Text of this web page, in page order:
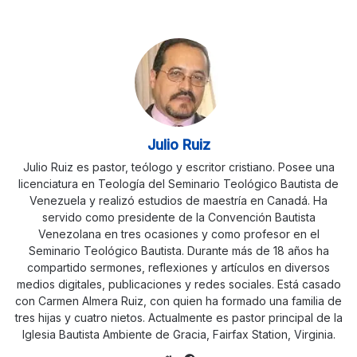
Julio Ruiz
Julio Ruiz es pastor, teólogo y escritor cristiano. Posee una
licenciatura en Teología del Seminario Teológico Bautista de
Venezuela y realizó estudios de maestría en Canadá. Ha
servido como presidente de la Convención Bautista
Venezolana en tres ocasiones y como profesor en el
Seminario Teológico Bautista. Durante más de 18 años ha
compartido sermones, reflexiones y artículos en diversos
medios digitales, publicaciones y redes sociales. Está casado
con Carmen Almera Ruiz, con quien ha formado una familia de
tres hijas y cuatro nietos. Actualmente es pastor principal de la
Iglesia Bautista Ambiente de Gracia, Fairfax Station, Virginia.